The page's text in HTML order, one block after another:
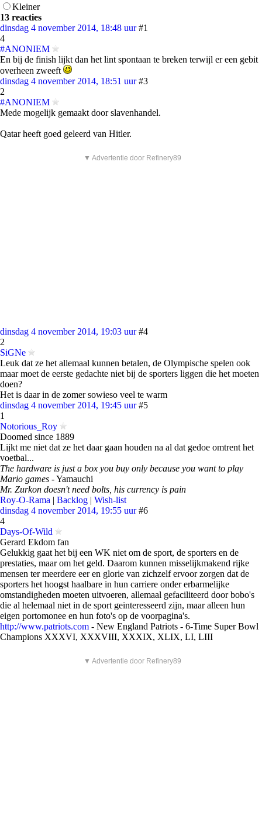
Kleiner
13 reacties
dinsdag 4 november 2014, 18:48 uur #1
4
#ANONIEM
En bij de finish lijkt dan het lint spontaan te breken terwijl er een gebit
overheen zweeft
dinsdag 4 november 2014, 18:51 uur #3
2
#ANONIEM
Mede mogelijk gemaakt door slavenhandel.
Qatar heeft goed geleerd van Hitler.
▼ Advertentie door Refinery89
dinsdag 4 november 2014, 19:03 uur #4
2
SiGNe
Leuk dat ze het allemaal kunnen betalen, de Olympische spelen ook
maar moet de eerste gedachte niet bij de sporters liggen die het moeten
doen?
Het is daar in de zomer sowieso veel te warm
dinsdag 4 november 2014, 19:45 uur #5
1
Notorious_Roy
Doomed since 1889
Lijkt me niet dat ze het daar gaan houden na al dat gedoe omtrent het
voetbal...
The hardware is just a box you buy only because you want to play
Mario games - Yamauchi
Mr. Zurkon doesn't need bolts, his currency is pain
Roy-O-Rama | Backlog | Wish-list
dinsdag 4 november 2014, 19:55 uur #6
4
Days-Of-Wild
Gerard Ekdom fan
Gelukkig gaat het bij een WK niet om de sport, de sporters en de
prestaties, maar om het geld. Daarom kunnen misselijkmakend rijke
mensen ter meerdere eer en glorie van zichzelf ervoor zorgen dat de
sporters het hoogst haalbare in hun carriere onder erbarmelijke
omstandigheden moeten uitvoeren, allemaal gefaciliteerd door bobo's
die al helemaal niet in de sport geinteresseerd zijn, maar alleen hun
eigen portomonee en hun foto's op de voorpagina's.
http://www.patriots.com - New England Patriots - 6-Time Super Bowl
Champions XXXVI, XXXVIII, XXXIX, XLIX, LI, LIII
▼ Advertentie door Refinery89